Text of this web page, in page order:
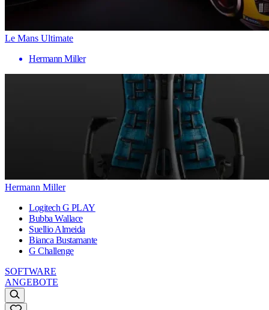
Le Mans Ultimate
Hermann Miller
Hermann Miller
Logitech G PLAY
Bubba Wallace
Suellio Almeida
Bianca Bustamante
G Challenge
SOFTWARE
ANGEBOTE